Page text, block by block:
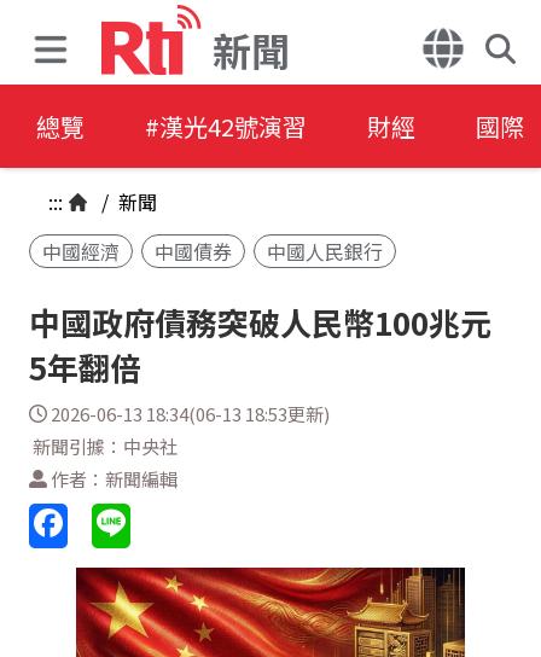
新聞
總覽 #漢光42號演習 財經 國際
::: / 新聞
中國經濟
中國債券 中國人民銀行
中國政府債務突破人民幣100兆元
5年翻倍
2026-06-13 18:34(06-13 18:53更新)
新聞引據：中央社
作者：新聞編輯